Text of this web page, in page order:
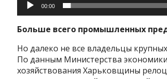
00:00
Больше всего промышленных
Но далеко не все владельцы
По данным Министерства
хозяйствования Харьковщины